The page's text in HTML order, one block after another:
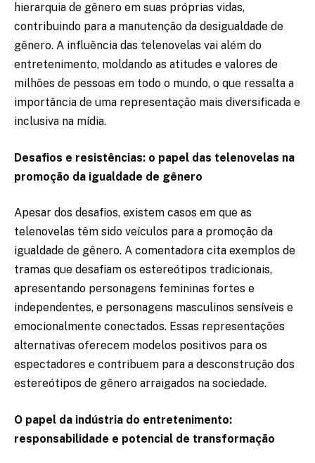
hierarquia de gênero em suas próprias vidas,
contribuindo para a manutenção da desigualdade de
gênero. A influência das telenovelas vai além do
entretenimento, moldando as atitudes e valores de
milhões de pessoas em todo o mundo, o que ressalta a
importância de uma representação mais diversificada e
inclusiva na mídia.
Desafios e resistências: o papel das telenovelas na
promoção da igualdade de gênero
Apesar dos desafios, existem casos em que as
telenovelas têm sido veículos para a promoção da
igualdade de gênero. A comentadora cita exemplos de
tramas que desafiam os estereótipos tradicionais,
apresentando personagens femininas fortes e
independentes, e personagens masculinos sensíveis e
emocionalmente conectados. Essas representações
alternativas oferecem modelos positivos para os
espectadores e contribuem para a desconstrução dos
estereótipos de gênero arraigados na sociedade.
O papel da indústria do entretenimento:
responsabilidade e potencial de transformação